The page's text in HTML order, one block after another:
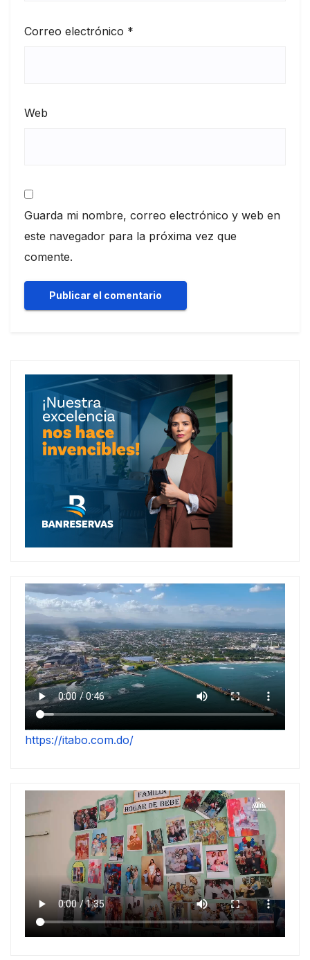
Correo electrónico *
Web
Guarda mi nombre, correo electrónico y web en
este navegador para la próxima vez que
comente.
https://itabo.com.do/